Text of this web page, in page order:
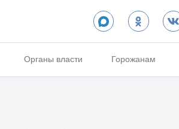
Органы власти Горожанам